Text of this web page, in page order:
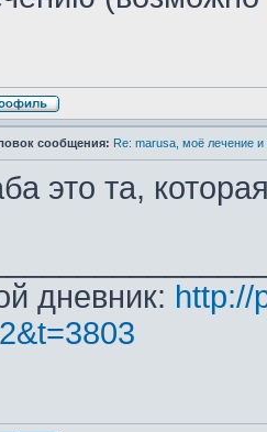
сообщения: Re: marusa, моё лечение и
это та,
дневник: http://